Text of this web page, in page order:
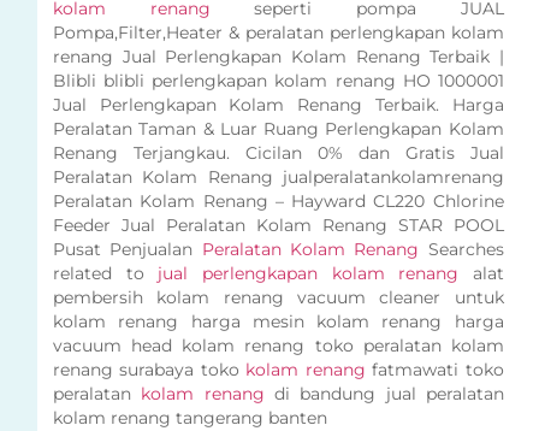
kolam renang seperti pompa JUAL
Pompa,Filter,Heater & peralatan perlengkapan kolam
renang Jual Perlengkapan Kolam Renang Terbaik |
Blibli blibli perlengkapan kolam renang HO 1000001
Jual Perlengkapan Kolam Renang Terbaik. Harga
Peralatan Taman & Luar Ruang Perlengkapan Kolam
Renang Terjangkau. Cicilan 0% dan Gratis Jual
Peralatan Kolam Renang jualperalatankolamrenang
Peralatan Kolam Renang – Hayward CL220 Chlorine
Feeder Jual Peralatan Kolam Renang STAR POOL
Pusat Penjualan Peralatan Kolam Renang Searches
related to jual perlengkapan kolam renang alat
pembersih kolam renang vacuum cleaner untuk
kolam renang harga mesin kolam renang harga
vacuum head kolam renang toko peralatan kolam
renang surabaya toko kolam renang fatmawati toko
peralatan kolam renang di bandung jual peralatan
kolam renang tangerang banten